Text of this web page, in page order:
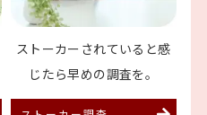
ストーカーされていると感
じたら早めの調査を。